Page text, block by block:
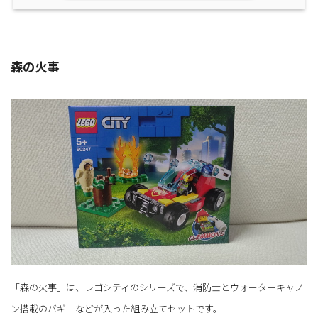
森の火事
「森の火事」は、レゴシティのシリーズで、消防士とウォーターキャノ
ン搭載のバギーなどが入った組み立てセットです。